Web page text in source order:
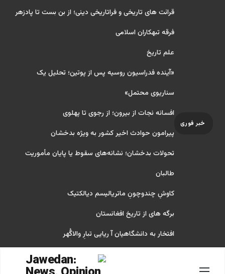
خبر فوری
قرائت های تاریخی و فراتاریخی دینی؛ از بن بست تا پادزهر
فرقه تبهکاران اسلامی
علم تاریخ
«آینده فدراسیون روسیه پس از پوتین؛ تحلیل یک
سناریوی محتمل»
افسانه نجات از بیرون؛ از رجوی تا پهلوی
پیرامون حوادث اخیر کشور به ویژه بدخشان
تحولات بدخشان؛ نشانه‌های سقوط یا پایان مأموریت
طالبان
کاوشِ چندو‌چونِ ماتریالیسم دیالکتیک
برگه های از تاریخ افغانستان
افتخار به دانشگاهیان آ ریایی تبارِ والاگُهر